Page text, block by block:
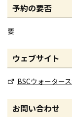
予約の要否
要
ウェブサイト
BSCウォーター
お問い合わせ